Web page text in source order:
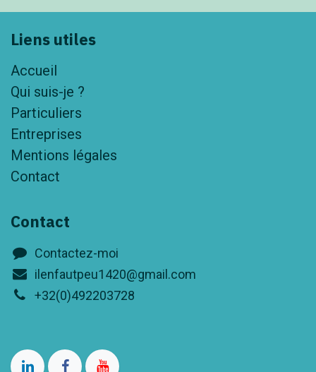
Liens utiles
Accueil
Qui suis-je ?
Particuliers
Entreprises
Mentions légales
Contact​
Contact
Contactez-moi
ilenfautpeu1420@gmail.com
+32(0)492203728